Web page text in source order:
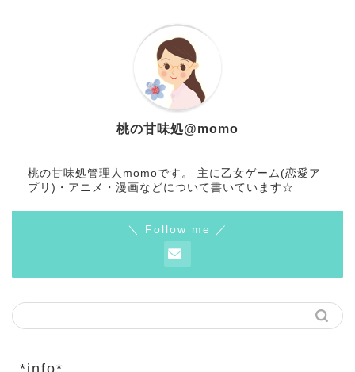
桃の甘味処@momo
桃の甘味処管理人momoです。 主に乙女ゲーム(恋愛ア
プリ)・アニメ・漫画などについて書いています☆
＼ Follow me ／
*info*